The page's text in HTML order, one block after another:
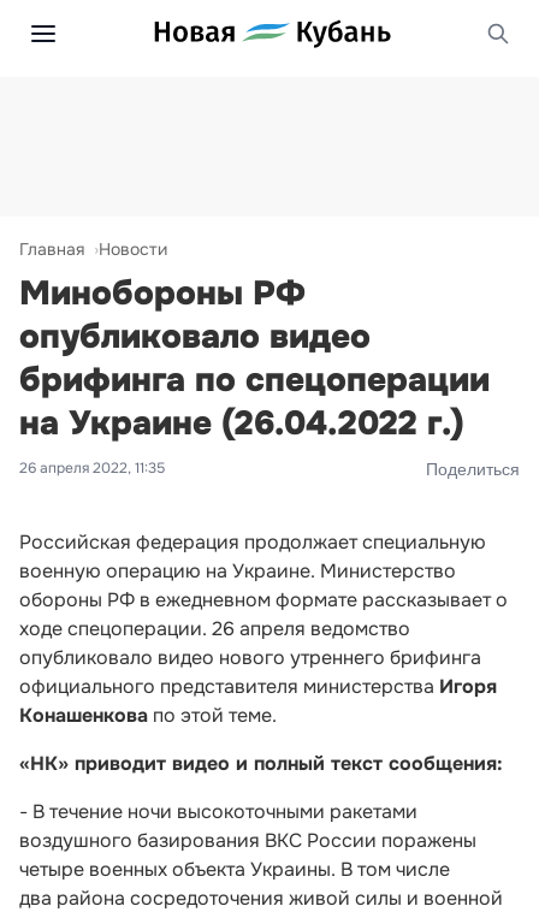
Главная Новости
Минобороны РФ
опубликовало видео
брифинга по спецоперации
на Украине (26.04.2022 г.)
26 апреля 2022, 11:35 Поделиться
Российская федерация продолжает специальную
военную операцию на Украине. Министерство
обороны РФ в ежедневном формате рассказывает о
ходе спецоперации. 26 апреля ведомство
опубликовало видео нового утреннего брифинга
официального представителя министерства Игоря
Конашенкова по этой теме.
«НК» приводит видео и полный текст сообщения:
- В течение ночи высокоточными ракетами
воздушного базирования ВКС России поражены
четыре военных объекта Украины. В том числе
два района сосредоточения живой силы и военной